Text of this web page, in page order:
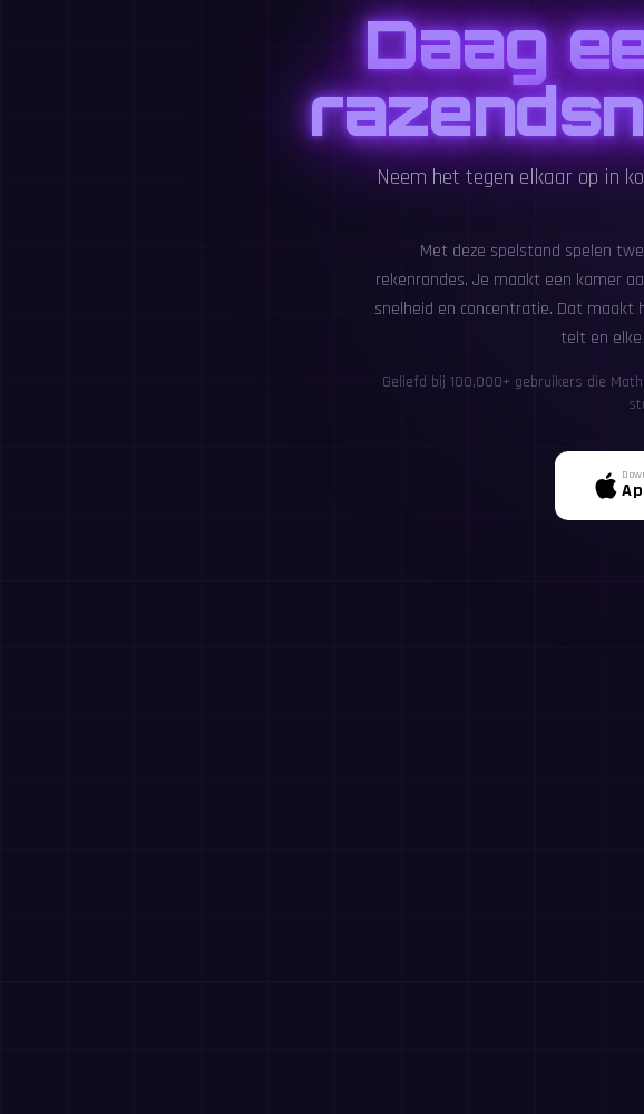
Daag
Neem het tegen elkaar op in
Met deze spelstand spelen
rekenrondes. Je maakt een kamer
snelheid en concentratie. Dat maakt
telt en
Geliefd bij 100,000+ gebruikers die